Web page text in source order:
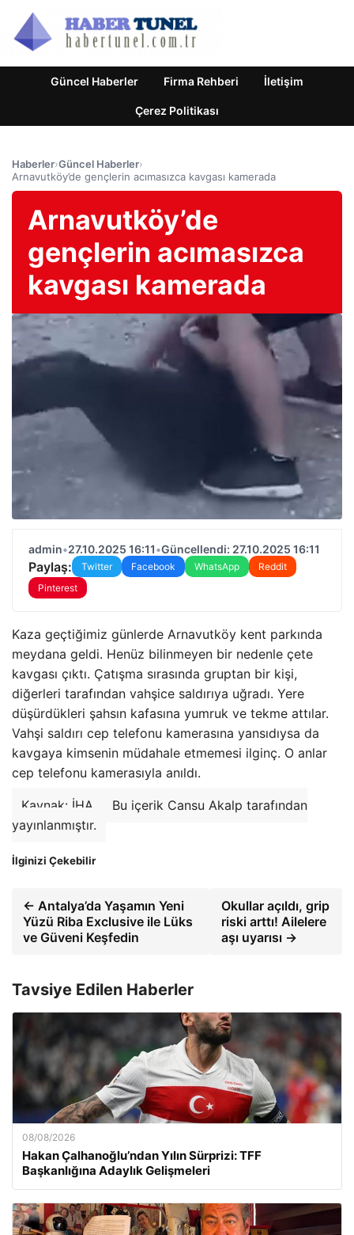
Güncel Haberler Firma Rehberi İletişim
Çerez Politikası
Haberler›Güncel Haberler›
Arnavutköy’de gençlerin acımasızca kavgası kamerada
Arnavutköy’de
gençlerin acımasızca
kavgası kamerada
admin•27.10.2025 16:11•Güncellendi: 27.10.2025 16:11
Paylaş: Twitter Facebook WhatsApp
Reddit
Pinterest
Kaza geçtiğimiz günlerde Arnavutköy kent parkında
meydana geldi. Henüz bilinmeyen bir nedenle çete
kavgası çıktı. Çatışma sırasında gruptan bir kişi,
diğerleri tarafından vahşice saldırıya uğradı. Yere
düşürdükleri şahsın kafasına yumruk ve tekme attılar.
Vahşi saldırı cep telefonu kamerasına yansıdıysa da
kavgaya kimsenin müdahale etmemesi ilginç. O anlar
cep telefonu kamerasıyla anıldı.
Kaynak: İHA
Bu içerik Cansu Akalp tarafından
yayınlanmıştır.
İlginizi Çekebilir
← Antalya’da Yaşamın Yeni
Yüzü Riba Exclusive ile Lüks
ve Güveni Keşfedin
Okullar açıldı, grip
riski arttı! Ailelere
aşı uyarısı →
Tavsiye Edilen Haberler
08/08/2026
Hakan Çalhanoğlu’ndan Yılın Sürprizi: TFF
Başkanlığına Adaylık Gelişmeleri